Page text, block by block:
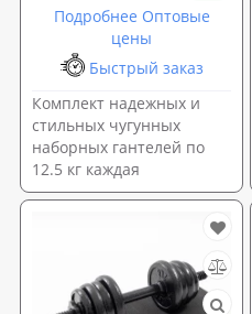
Подробнее Оптовые
цены
Быстрый заказ
Комплект надежных и
стильных чугунных
наборных гантелей по
12.5 кг каждая